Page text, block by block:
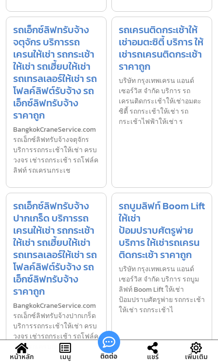
รถเอ็กซ์ลิฟทรับจ้าง
จตุจักร บริการรถ
เครนให้เช่า รถกระเช้า
ให้เช่า รถเฮี้ยบให้เช่า
รถเทรลเลอร์ให้เช่า รถ
โฟลค์ลิฟต์รับจ้าง รถ
เอ็กซ์ลิฟทรับจ้าง
ราคาถูก
BangkokCraneService.com
รถเอ็กซ์ลิฟทรับจ้างจตุจักร
บริการรถกระเช้าให้เช่า ครบ
วงจร เช่ารถกระเช้า รถโฟล์ค
ลิฟท์ รถเครนกระเช
รถเครนติดกระเช้าให้
เช่าอมตะซิตี้ บริการ ให้
เช่ารถเครนติดกระเช้า
ราคาถูก
บริษัท กรุงเทพเครน แอนด์
เซอร์วิส จำกัด บริการ รถ
เครนติดกระเช้าให้เช่าอมตะ
ซิตี้ รถกระเช้าให้เช่า รถ
กระเช้าไฟฟ้าให้เช่า ร
รถเอ็กซ์ลิฟทรับจ้าง
ปากเกร็ด บริการรถ
เครนให้เช่า รถกระเช้า
ให้เช่า รถเฮี้ยบให้เช่า
รถเทรลเลอร์ให้เช่า รถ
โฟลค์ลิฟต์รับจ้าง รถ
เอ็กซ์ลิฟทรับจ้าง
ราคาถูก
BangkokCraneService.com
รถเอ็กซ์ลิฟทรับจ้างปากเกร็ด
บริการรถกระเช้าให้เช่า ครบ
วงจร เช่ารถกระเช้า รถโฟล์ค
ลิฟท์ รถเครนกระเ
รถบูมลิฟท์ Boom Lift
ให้เช่า
ป้อมปราบศัตรูพ่าย
บริการ ให้เช่ารถเครน
ติดกระเช้า ราคาถูก
บริษัท กรุงเทพเครน แอนด์
เซอร์วิส จำกัด บริการ รถบูม
ลิฟท์ Boom Lift ให้เช่า
ป้อมปราบศัตรูพ่าย รถกระเช้า
ให้เช่า รถกระเช้าไ
หน้าหลัก เมนู ติดต่อ แชร์ เพิ่มเติม